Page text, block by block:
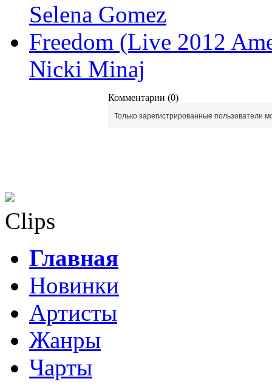
Selena Gomez
Freedom (Live 2012
Nicki Minaj
Комментарии (0)
Только зарегистрированные пользователи
Clips
Главная
Новинки
Артисты
Жанры
Чарты